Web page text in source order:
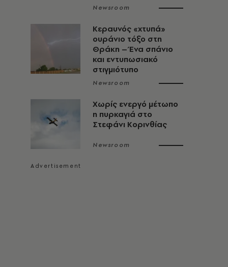
Newsroom
Κεραυνός «χτυπά»
ουράνιο τόξο στη
Θράκη – Ένα σπάνιο
και εντυπωσιακό
στιγμιότυπο
Newsroom
Χωρίς ενεργό μέτωπο
η πυρκαγιά στο
Στεφάνι Κορινθίας
Newsroom